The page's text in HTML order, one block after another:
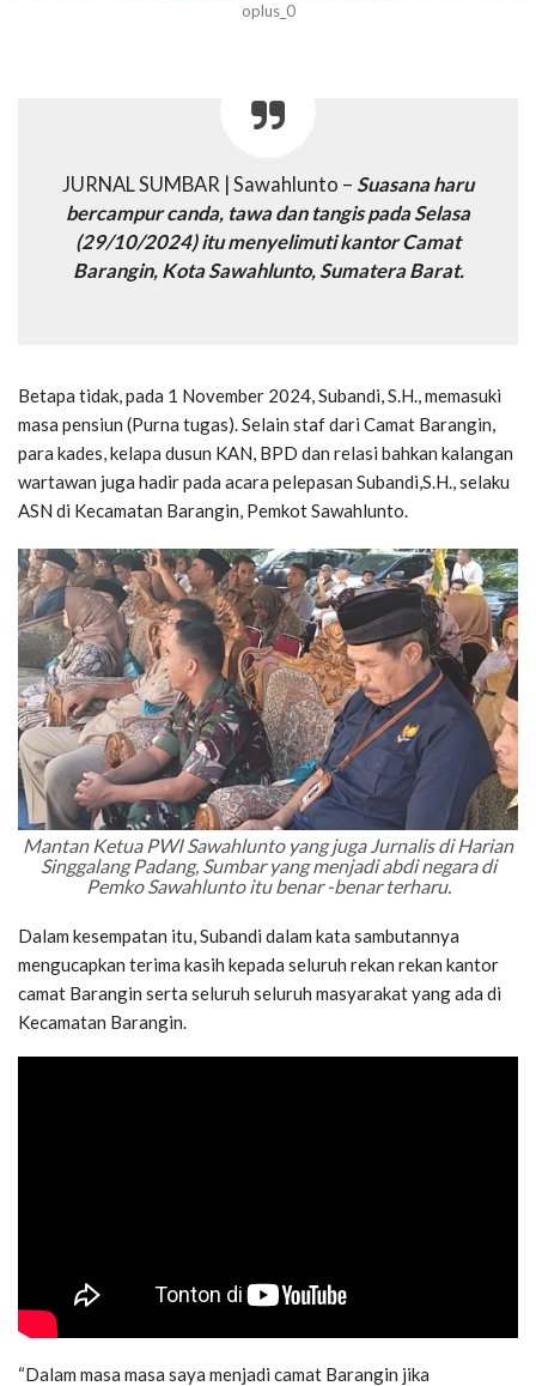
oplus_0
JURNAL SUMBAR | Sawahlunto – Suasana haru
bercampur canda, tawa dan tangis pada Selasa
(29/10/2024) itu menyelimuti kantor Camat
Barangin, Kota Sawahlunto, Sumatera Barat.
Betapa tidak, pada 1 November 2024, Subandi, S.H., memasuki
masa pensiun (Purna tugas). Selain staf dari Camat Barangin,
para kades, kelapa dusun KAN, BPD dan relasi bahkan kalangan
wartawan juga hadir pada acara pelepasan Subandi,S.H., selaku
ASN di Kecamatan Barangin, Pemkot Sawahlunto.
Mantan Ketua PWI Sawahlunto yang juga Jurnalis di Harian
Singgalang Padang, Sumbar yang menjadi abdi negara di
Pemko Sawahlunto itu benar -benar terharu.
Dalam kesempatan itu, Subandi dalam kata sambutannya
mengucapkan terima kasih kepada seluruh rekan rekan kantor
camat Barangin serta seluruh seluruh masyarakat yang ada di
Kecamatan Barangin.
“Dalam masa masa saya menjadi camat Barangin jika